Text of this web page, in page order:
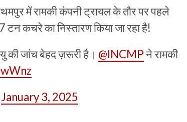
में रामकी कंपनी ट्रायल के तौर पर पहले
कचरे का निस्तारण किया जा रहा है!
जांच बेहद ज़रूरी है। @INCMPने रामकी
January 3, 2025